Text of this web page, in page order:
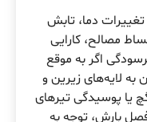
تغییرات دما، تابش
مصالح، کارایی
اگر به موقع
لایه‌های زیرین و
یا پوسیدگی تیرهای
بارش، توجه به